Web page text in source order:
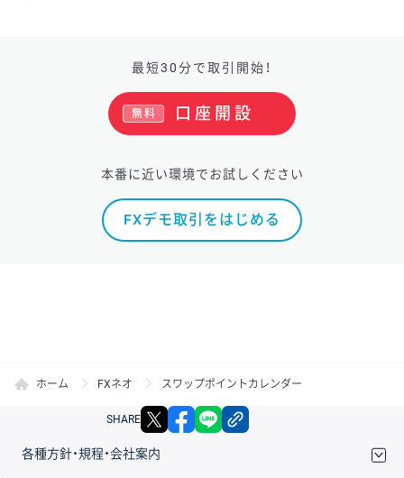
最短30分で取引開始！
口座開設
無料
本番に近い環境でお試しください
FXデモ取引をはじめる
ホーム FXネオ スワップポイントカレンダー
SHARE X facebook
各種方針・規程・会社案内